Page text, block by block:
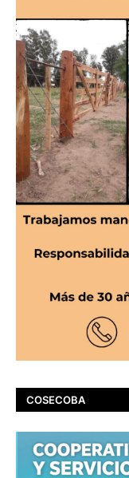
COSECOBA